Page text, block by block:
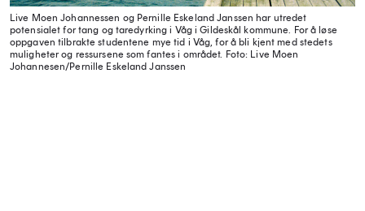
Live Moen Johannessen og Pernille Eskeland Janssen har utredet
potensialet for tang og taredyrking i Våg i Gildeskål kommune. For å løse
oppgaven tilbrakte studentene mye tid i Våg, for å bli kjent med stedets
muligheter og ressursene som fantes i området. Foto: Live Moen
Johannesen/Pernille Eskeland Janssen